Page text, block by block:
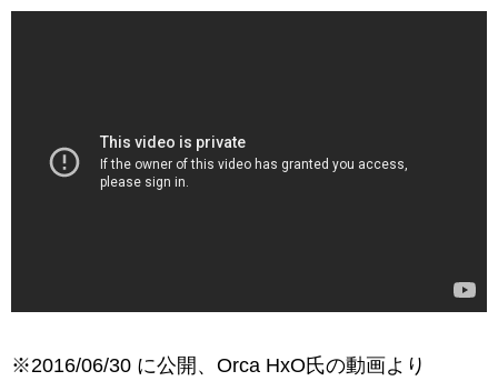
※2016/06/30 に公開、Orca HxO氏の動画より